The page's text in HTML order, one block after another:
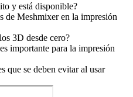
y está disponible?
de Meshmixer en la impresión
3D desde cero?
importante para la impresión
que se deben evitar al usar